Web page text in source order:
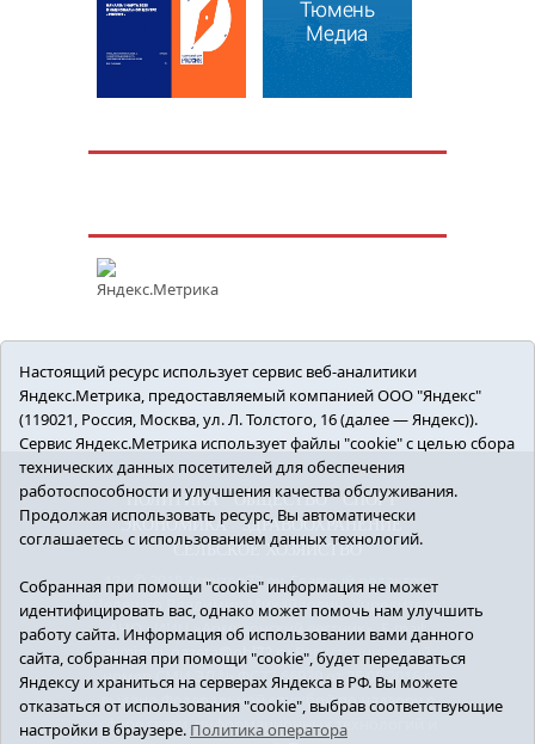
ПОЛИТИКА ОБЩЕСТВО
СПОРТ
ЭКОНОМИКА
ЗДРАВООХРАНЕНИЕ
СЕЛЬСКОЕ ХОЗЯЙСТВО
12+ © 2018 Armizon72.ру. Главный редактор:
Мелешко Владимир Михайлович. Учредитель:
АНО «ИИЦ «Армизонский вестник». E-mail:
armizon_gazeta@obl72.ruРегистрационный
номер СМИ ЭЛ № ФС77-66939 от 25.08.2016 г.
выдано Федеральной службой по надзору в
сфере связи, информационных технологий и
Настоящий ресурс использует сервис веб-аналитики
Яндекс.Метрика, предоставляемый компанией ООО "Яндекс"
(119021, Россия, Москва, ул. Л. Толстого, 16 (далее — Яндекс)).
Сервис Яндекс.Метрика использует файлы "cookie" с целью сбора
технических данных посетителей для обеспечения
работоспособности и улучшения качества обслуживания.
Продолжая использовать ресурс, Вы автоматически
соглашаетесь с использованием данных технологий.
Собранная при помощи "cookie" информация не может
идентифицировать вас, однако может помочь нам улучшить
работу сайта. Информация об использовании вами данного
сайта, собранная при помощи "cookie", будет передаваться
Яндексу и храниться на серверах Яндекса в РФ. Вы можете
отказаться от использования "cookie", выбрав соответствующие
настройки в браузере. Политика оператора